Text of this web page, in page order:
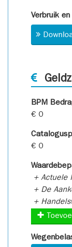
Verbruik
BPM
€ 0
€ 0
+ Actuele
+ De
+